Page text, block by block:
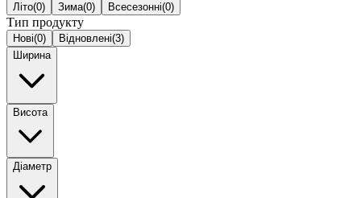
Літо(0) Зима(0) Всесезонні(0)
Тип продукту
Нові(0) Відновлені(3)
Ширина
Висота
Діаметр